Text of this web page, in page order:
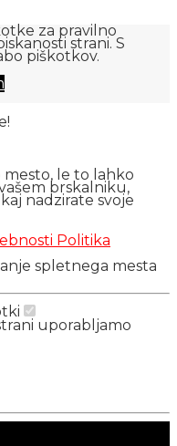
za pravilno
strani. S
piškotkov.
le to lahko
brskalniku,
nadzirate svoje
Politika
spletnega mesta
uporabljamo